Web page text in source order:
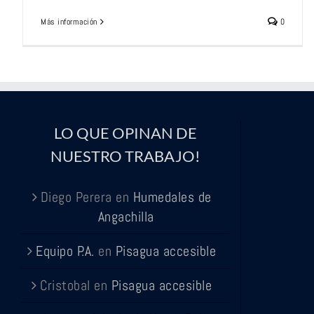
Más información 0
LO QUE OPINAN DE
NUESTRO TRABAJO!
Diego Perera en Humedales de
Angachilla
Equipo P.A. en Pisagua accesible
Cristobal en Pisagua accesible